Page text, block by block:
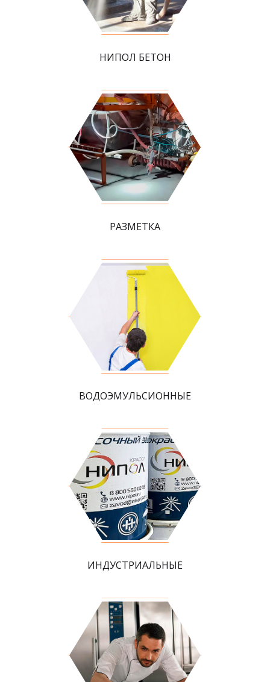
НИПОЛ БЕТОН
РАЗМЕТКА
ВОДОЭМУЛЬСИОННЫЕ
ИНДУСТРИАЛЬНЫЕ